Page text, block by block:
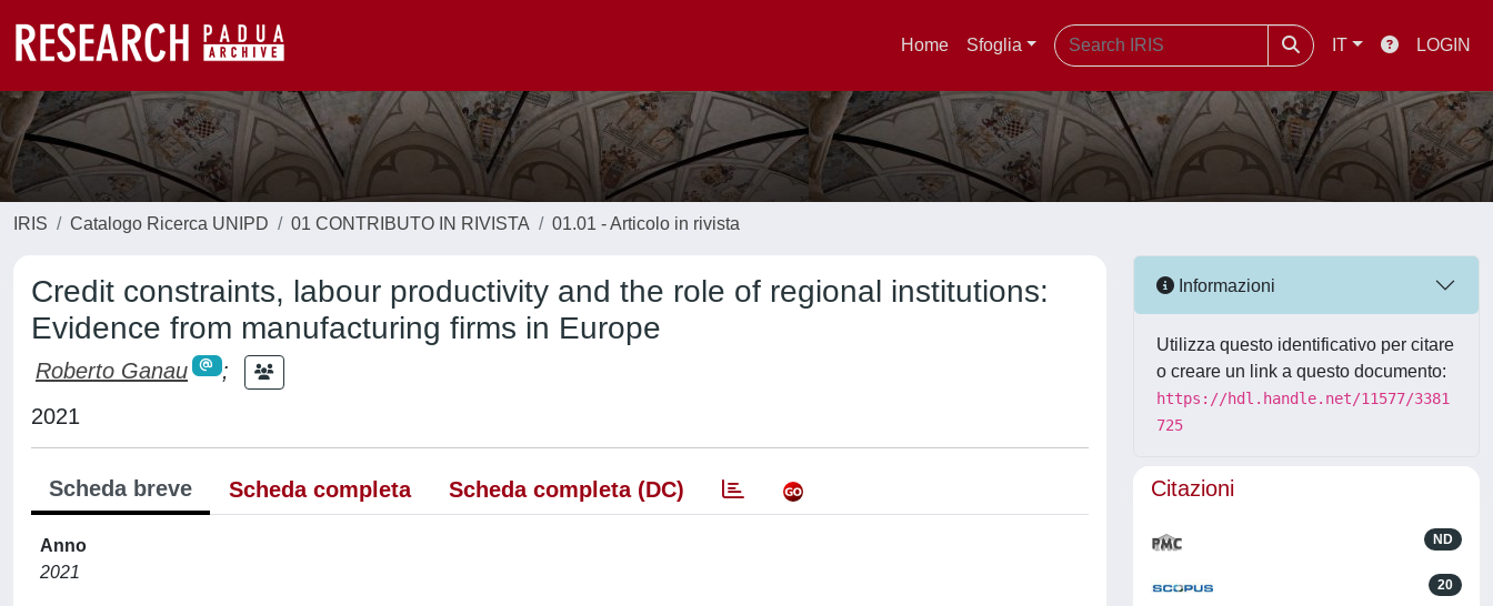
Home Sfoglia IT LOGIN
IRIS Catalogo Ricerca UNIPD 01 CONTRIBUTO IN RIVISTA 01.01 - Articolo in rivista
Credit constraints, labour productivity and the role of regional institutions:
Evidence from manufacturing firms in Europe
Roberto Ganau
;
2021
Scheda breve Scheda completa Scheda completa (DC)
Anno
2021
Informazioni
Utilizza questo identificativo per citare
o creare un link a questo documento:
https://hdl.handle.net/11577/3381
725
Citazioni
ND
20